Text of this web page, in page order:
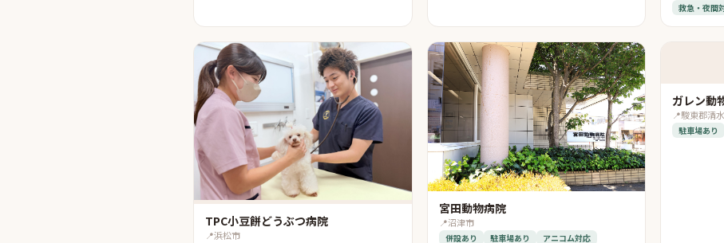
救急・夜間
TPC小豆餅どうぶつ病院
📍浜松市
宮田動物病院
📍沼津市
併設あり 駐車場あり アニコム対応
ガレン動
📍駿東郡清
駐車場あり